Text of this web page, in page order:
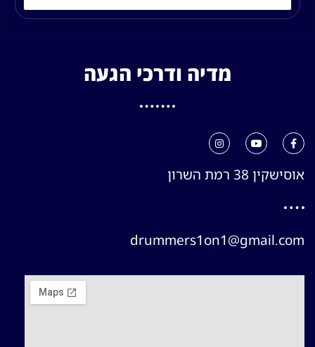
מדיה ודרכי הגעה
אוסישקין 38 רמת השרון
drummers1on1@gmail.com